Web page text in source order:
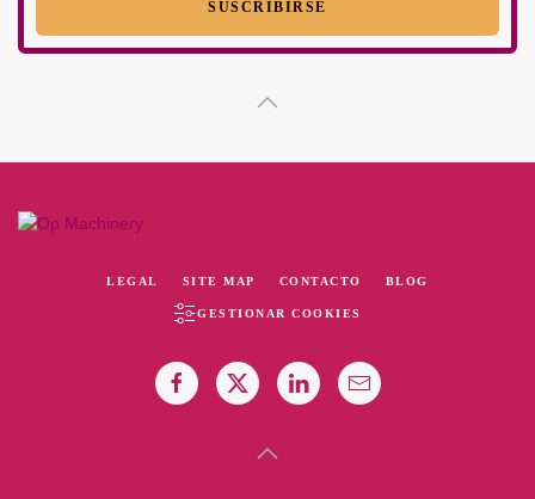
LEGAL SITE MAP CONTACTO BLOG
GESTIONAR COOKIES